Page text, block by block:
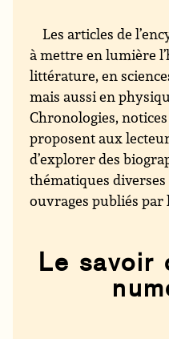
Les articles de
à mettre en lumière
littérature, en
mais aussi en
Chronologies,
proposent aux
d’explorer des
thématiques
ouvrages publiés par
Le savoir